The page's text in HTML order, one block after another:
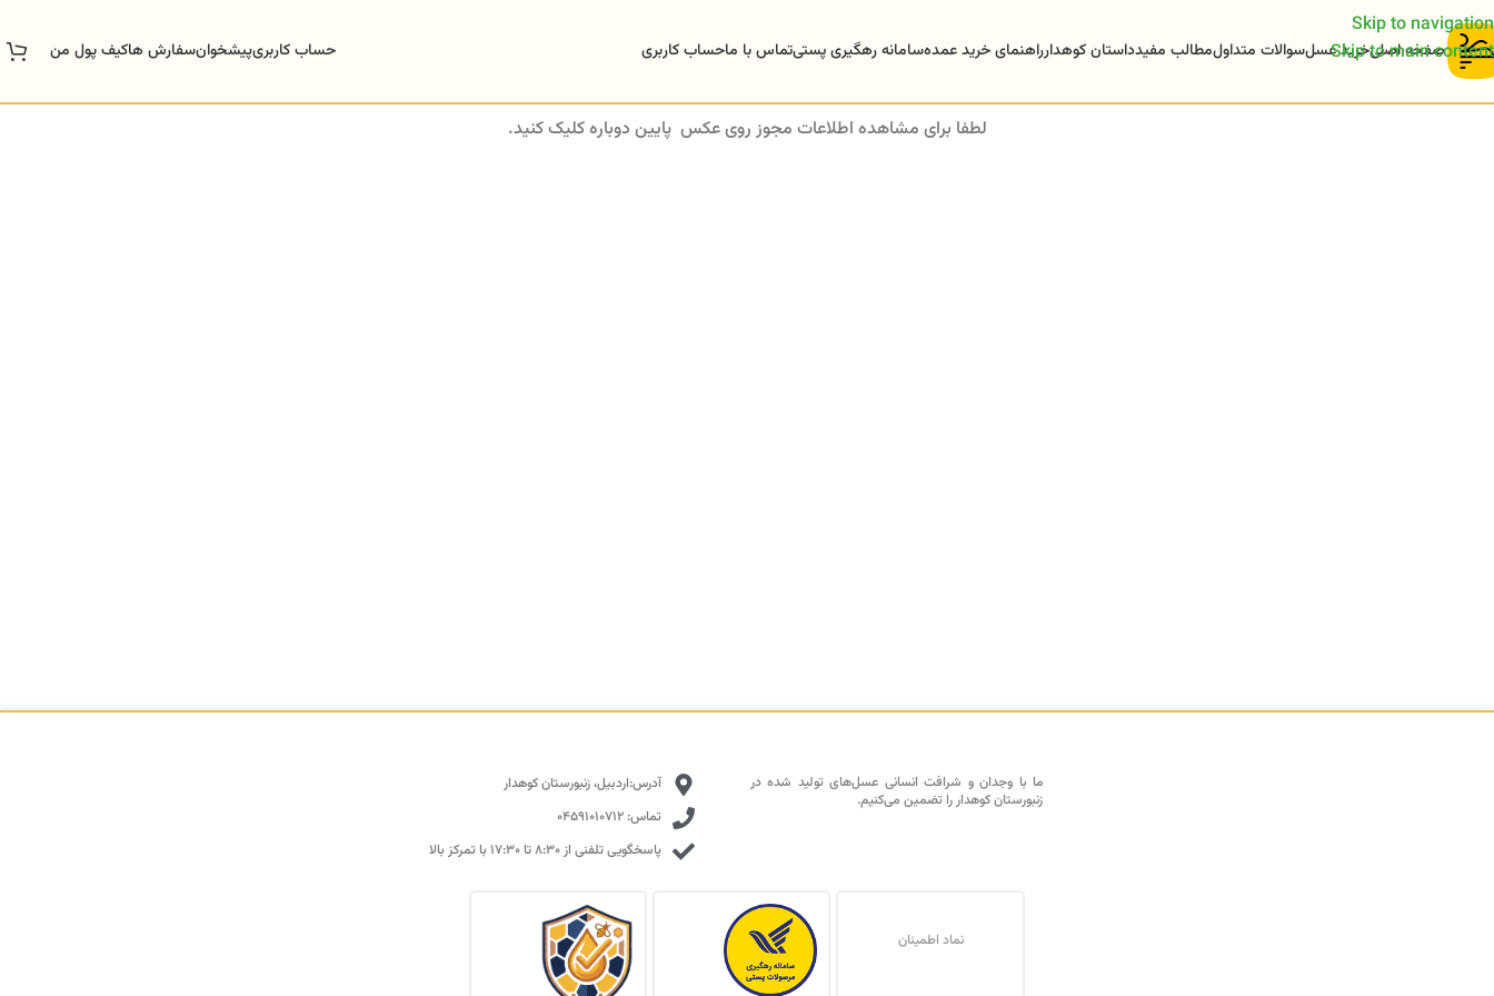
Skip to navigation
Skip to main content
صفحه اصلیخرید عسلسوالات متداولمطالب مفیدداستان کوهدارراهنمای خرید عمدهسامانه رهگیری پستیتماس با ماحساب کاربری حساب کاربریپیشخوانسفارش هاکیف پول من
لطفا برای مشاهده اطلاعات مجوز روی عکس پایین دوباره کلیک کنید.
آدرس:اردبیل، زنبورستان کوهدار
تماس: 04591010712
پاسخگویی تلفنی از ۸:۳۰ تا ۱۷:۳۰ با تمرکز بالا
ما با وجدان و شرافت انسانی عسل‌های تولید شده در
زنبورستان کوهدار را تضمین می‌کنیم.
نماد اطمینان